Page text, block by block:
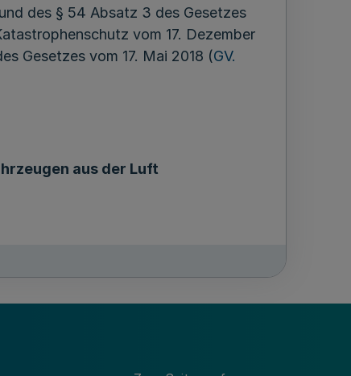
des § 54 Absatz 3 des Gesetzes
vom 17. Dezember
Gesetzes vom 17. Mai 2018 (GV.
aus der Luft